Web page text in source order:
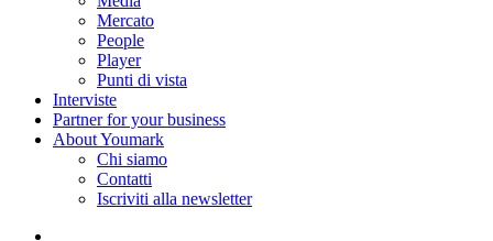
Mercato
People
Player
Punti di vista
Interviste
Partner for your business
About Youmark
Chi siamo
Contatti
Iscriviti alla newsletter